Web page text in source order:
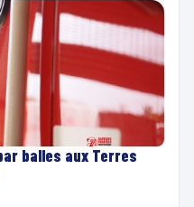
balles aux Terres